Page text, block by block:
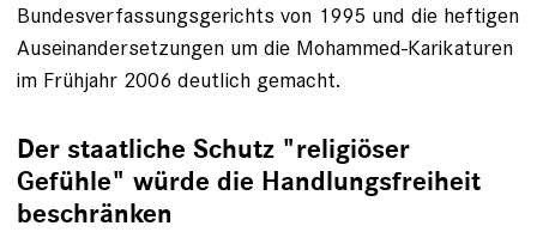
Bundesverfassungsgerichts von 1995 und die heftigen
Auseinandersetzungen um die Mohammed-Karikaturen
im Frühjahr 2006 deutlich gemacht.
Der staatliche Schutz "religiöser
Gefühle" würde die Handlungsfreiheit
beschränken